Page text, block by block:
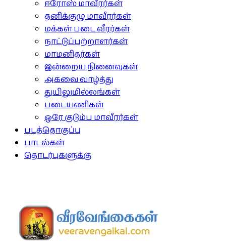
ஈரோஸ் மாவீரர்கள்
தனிக்குழு மாவீரர்கள்
மக்கள் படை வீரர்கள்
நாட்டுப்பற்றாளர்கள்
மாமனிதர்கள்
இன்றைய நினைவுகள்
அகவை வாழ்த்து
துயிலுமில்லங்கள்
படையணிகள்
ஒரே குடும்ப மாவீரர்கள்
படத்தொகுப்பு
பாடல்கள்
தொடர்புகளுக்கு